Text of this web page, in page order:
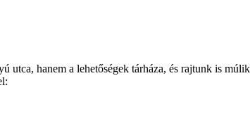
utca, hanem a lehetőségek tárháza, és rajtunk is